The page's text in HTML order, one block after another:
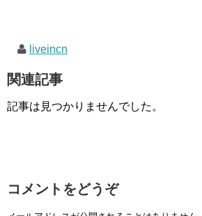
liveincn
関連記事
記事は見つかりませんでした。
コメントをどうぞ